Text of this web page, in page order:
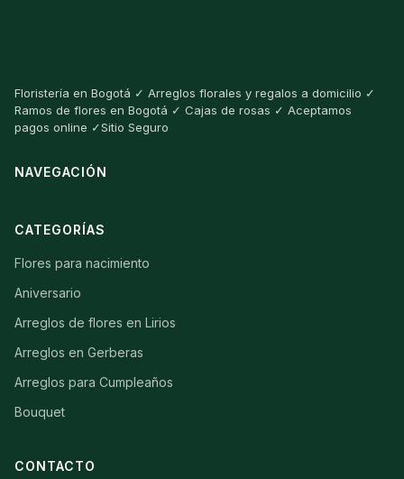
Floristería en Bogotá ✓ Arreglos florales y regalos a domicilio ✓
Ramos de flores en Bogotá ✓ Cajas de rosas ✓ Aceptamos
pagos online ✓Sitio Seguro
NAVEGACIÓN
CATEGORÍAS
Flores para nacimiento
Aniversario
Arreglos de flores en Lirios
Arreglos en Gerberas
Arreglos para Cumpleaños
Bouquet
CONTACTO